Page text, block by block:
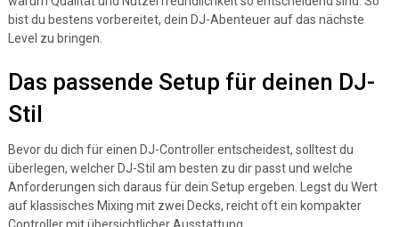
bist du bestens vorbereitet, dein DJ-Abenteuer auf das nächste
Level zu bringen.
Das passende Setup für deinen DJ-
Stil
Bevor du dich für einen DJ-Controller entscheidest, solltest du
überlegen, welcher DJ-Stil am besten zu dir passt und welche
Anforderungen sich daraus für dein Setup ergeben. Legst du Wert
auf klassisches Mixing mit zwei Decks, reicht oft ein kompakter